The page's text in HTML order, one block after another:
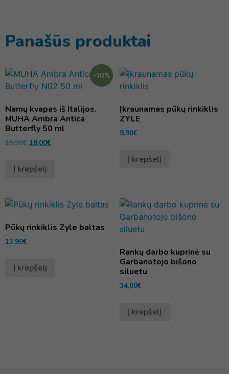
Panašūs produktai
-10%
Namų kvapas iš Italijos.
MUHA Ambra Antica
Butterfly 50 ml
19,99€ 18,00€
Į krepšelį
Įkraunamas pūkų rinkiklis
ZYLE
9,90€
Į krepšelį
Pūkų rinkiklis Zyle baltas
13,90€
Į krepšelį
Rankų darbo kuprinė su
Garbanotojo bišono
siluetu
34,00€
Į krepšelį